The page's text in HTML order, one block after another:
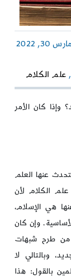
2022
, علم الكلام
كان الأمر
عنها العلم
الكلام لأن
هي الإسلام،
وإن كان
من طرح شبهات
وبالتالي لا
بالقول: هذا